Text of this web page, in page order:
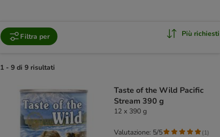
Filtra per Più richiesti
1 - 9 di 9 risultati
Taste of the Wild Pacific
Stream 390 g
12 x 390 g
Valutazione: 5/5 (1)